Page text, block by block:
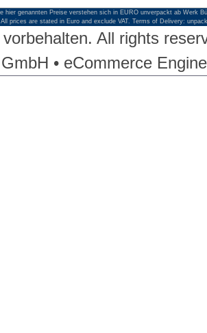
hier genannten Preise verstehen sich in EURO unverpackt ab Werk
All prices are stated in Euro and exclude VAT. Terms of Delivery:
All rights
GmbH • eCommerce